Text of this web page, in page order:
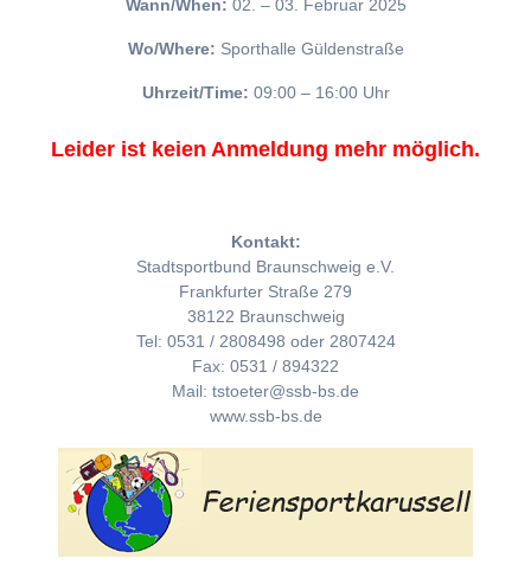
Wann/When: 02. – 03. Februar 2025
Wo/Where: Sporthalle Güldenstraße
Uhrzeit/Time: 09:00 – 16:00 Uhr
Leider ist keien Anmeldung mehr möglich.
Kontakt:
Stadtsportbund Braunschweig e.V.
Frankfurter Straße 279
38122 Braunschweig
Tel: 0531 / 2808498 oder 2807424
Fax: 0531 / 894322
Mail: tstoeter@ssb-bs.de
www.ssb-bs.de